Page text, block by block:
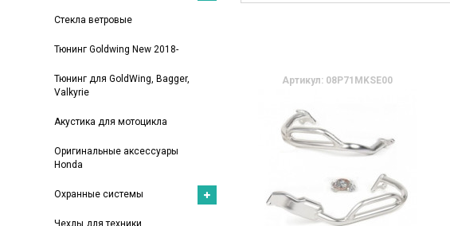
Стекла ветровые
Тюнинг Goldwing New 2018-
Тюнинг для GoldWing, Bagger,
Valkyrie
Акустика для мотоцикла
Оригинальные аксессуары
Honda
Охранные системы
Чехлы для техники
Артикул: 08P71MKSE00